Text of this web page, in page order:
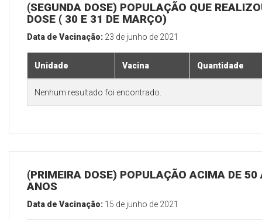
(SEGUNDA DOSE) POPULAÇÃO QUE
DOSE ( 30 E 31 DE MARÇO)
Data de Vacinação: 23 de junho de 2021
Unidade Vacina Quantidade
Nenhum resultado foi encontrado.
(PRIMEIRA DOSE) POPULAÇÃO ACIMA DE 50
ANOS
Data de Vacinação: 15 de junho de 2021